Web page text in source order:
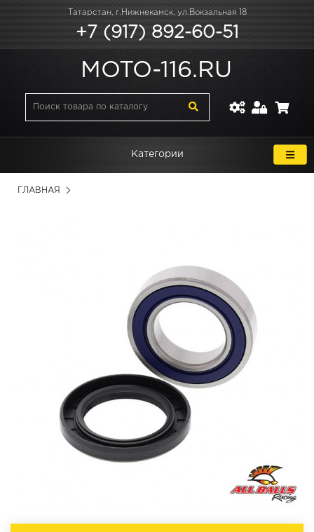
Татарстан, г.Нижнекамск, ул.Вокзальная 18
+7 (917) 892-60-51
MOTO-116.RU
Категории
ГЛАВНАЯ